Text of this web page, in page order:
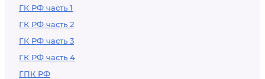
ГК РФ часть 1
ГК РФ часть 2
ГК РФ часть 3
ГК РФ часть 4
ГПК РФ